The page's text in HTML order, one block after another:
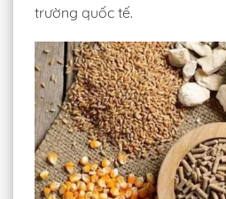
trường quốc tế.